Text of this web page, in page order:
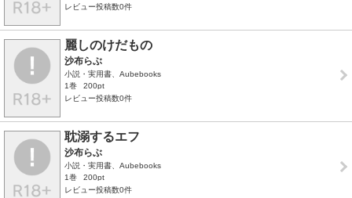
レビュー投稿数0件
麗しのけだもの
沙布らぶ
小説・実用書、Aubebooks
1巻
200pt
レビュー投稿数0件
耽溺するエフ
沙布らぶ
小説・実用書、Aubebooks
1巻
200pt
レビュー投稿数0件